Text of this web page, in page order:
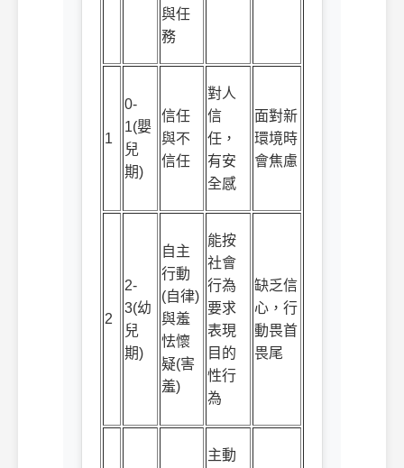
與任
務
1
0-
1(嬰
兒
期)
信任
與不
信任
對人
信
任，
有安
全感
面對新
環境時
會焦慮
2
2-
3(幼
兒
期)
自主
行動
(自律)
與羞
怯懷
疑(害
羞)
能按
社會
行為
要求
表現
目的
性行
為
缺乏信
心，行
動畏首
畏尾
主動